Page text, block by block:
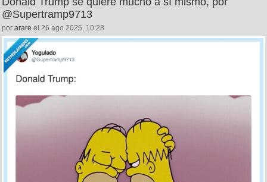
@Supertramp9713
por arare el 26 ago 2025, 10:28